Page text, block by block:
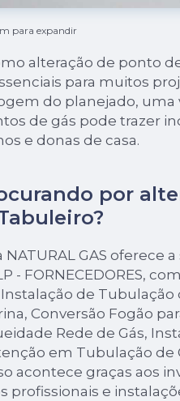
para expandir
alteração de ponto
para muitos
do planejado, uma
de gás pode trazer
e donas de casa.
por
NATURAL GAS oferece
- FORNECEDORES,
de Tubulação
Conversão Fogão
Rede de Gás,
em Tubulação de
acontece graças aos
profissionais e